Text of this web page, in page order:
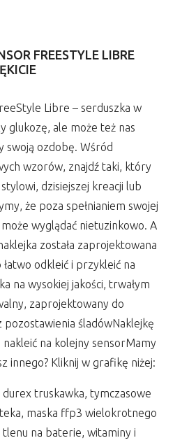
FREESTYLE LIBRE
Libre – serduszka w
glukozę, ale może też nas
swoją ozdobę. Wśród
wzorów, znajdź taki, który
dzisiejszej kreacji lub
że poza spełnianiem swojej
wyglądać nietuzinkowo. A
została zaprojektowana
łatwo odkleić i przykleić na
na wysokiej jakości, trwałym
zaprojektowany do
pozostawienia śladówNaklejkę
nakleić na kolejny sensorMamy
innego? Kliknij w grafikę niżej:
durex truskawka, tymczasowe
maska ffp3 wielokrotnego
na baterie, witaminy i